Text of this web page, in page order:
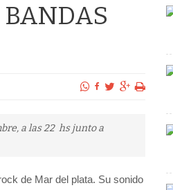
BANDAS
a las 22 hs junto a
de Mar del plata. Su sonido